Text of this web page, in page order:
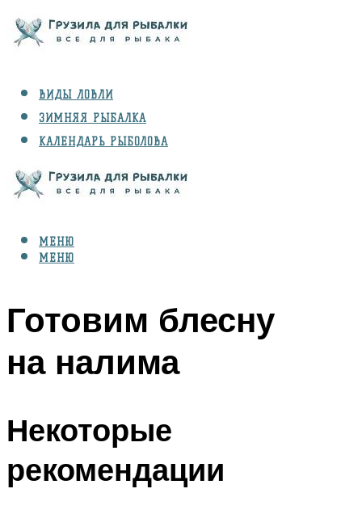
ВИДЫ ЛОВЛИ
ЗИМНЯЯ РЫБАЛКА
КАЛЕНДАРЬ РЫБОЛОВА
СНАРЯЖЕНИЕ
МЕНЮ
МЕНЮ
Готовим блесну
на налима
Некоторые
рекомендации